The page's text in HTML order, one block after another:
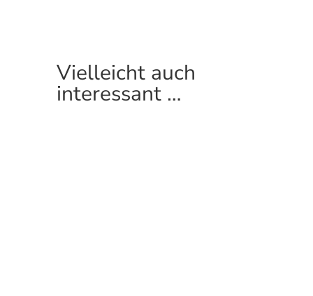
Vielleicht auch
interessant …